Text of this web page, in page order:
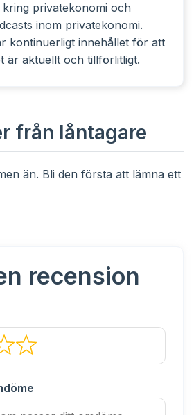
privatekonomi och
inom privatekonomi.
kontinuerligt innehållet för att
är aktuellt och tillförlitligt.
från låntagare
än. Bli den första att lämna ett
recension